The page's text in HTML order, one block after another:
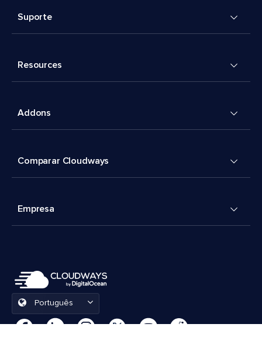
Suporte
Resources
Addons
Comparar Cloudways
Empresa
Português